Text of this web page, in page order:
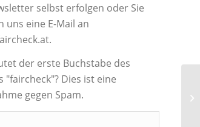
selbst erfolgen oder Sie
uns eine E-Mail an
der erste Buchstabe des
"faircheck"? Dies ist eine
gegen Spam.